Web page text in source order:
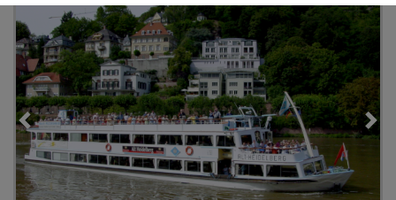
Loading...